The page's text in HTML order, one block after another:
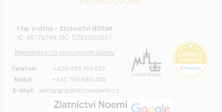
Filip Vrátný - Zlatnictví NOEMI
IČ: 86776789, DIČ: CZ8211132567
Registrace na puncovním úřadu
Telefon:
+420 485 160 627
Mobil:
+420 739 669 438
E-Mail:
eshop@zlatnictvinoemi.cz